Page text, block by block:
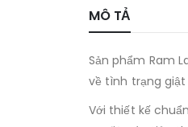
MÔ TẢ
Sản phẩm Ram
về tình trạng
Với thiết kế